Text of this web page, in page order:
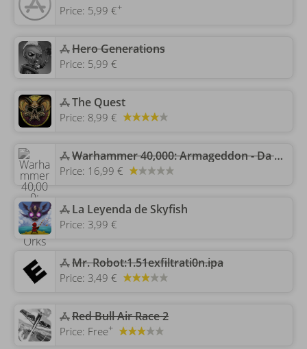
Price: 5,99 €+
‎Hero Generations
Price: 5,99 €
‎The Quest
Price: 8,99 €
‎Warhammer 40,000: Armageddon - Da Orks
Price: 16,99 €
‎La Leyenda de Skyfish
Price: 3,99 €
Mr. Robot:1.51exfiltrati0n.ipa
Price: 3,49 €
Red Bull Air Race 2
Price: Free+